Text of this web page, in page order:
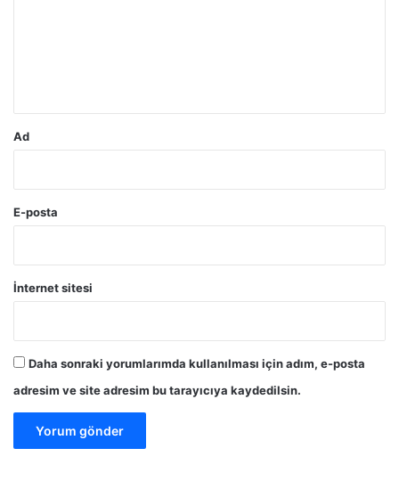
Ad
E-posta
İnternet sitesi
Daha sonraki yorumlarımda kullanılması için adım, e-posta
adresim ve site adresim bu tarayıcıya kaydedilsin.